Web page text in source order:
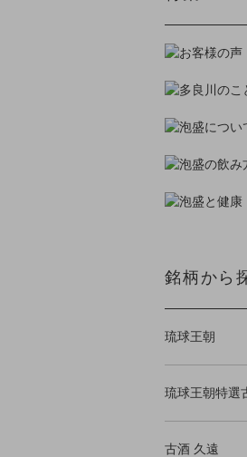
銘柄から
琉球王朝
琉球王朝特選
古酒 久遠